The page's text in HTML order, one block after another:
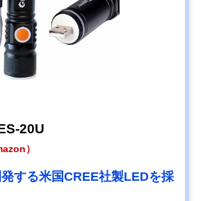
20U
）
する米国CREE社製LEDを採